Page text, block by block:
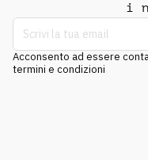
i
Acconsento ad essere
termini e condizioni